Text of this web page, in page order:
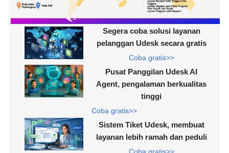
Segera coba solusi layanan
pelanggan Udesk secara gratis
Coba gratis>>
Pusat Panggilan Udesk AI
Agent, pengalaman berkualitas
tinggi
Coba gratis>>
Sistem Tiket Udesk, membuat
layanan lebih ramah dan peduli